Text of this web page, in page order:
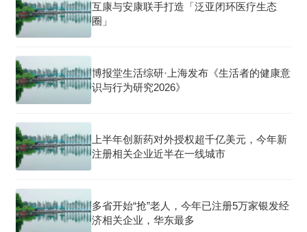
互康与安康联手打造「泛亚闭环医疗生态
圈」
博报堂生活综研·上海发布《生活者的健康意
识与行为研究2026》
上半年创新药对外授权超千亿美元，今年新
注册相关企业近半在一线城市
多省开始“抢”老人，今年已注册5万家银发经
济相关企业，华东最多